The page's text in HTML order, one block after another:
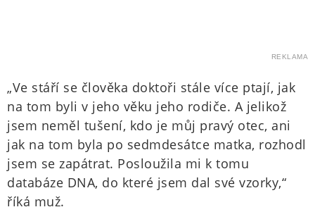
REKLAMA
„Ve stáří se člověka doktoři stále více ptají, jak
na tom byli v jeho věku jeho rodiče. A jelikož
jsem neměl tušení, kdo je můj pravý otec, ani
jak na tom byla po sedmdesátce matka, rozhodl
jsem se zapátrat. Posloužila mi k tomu
databáze DNA, do které jsem dal své vzorky,“
říká muž.